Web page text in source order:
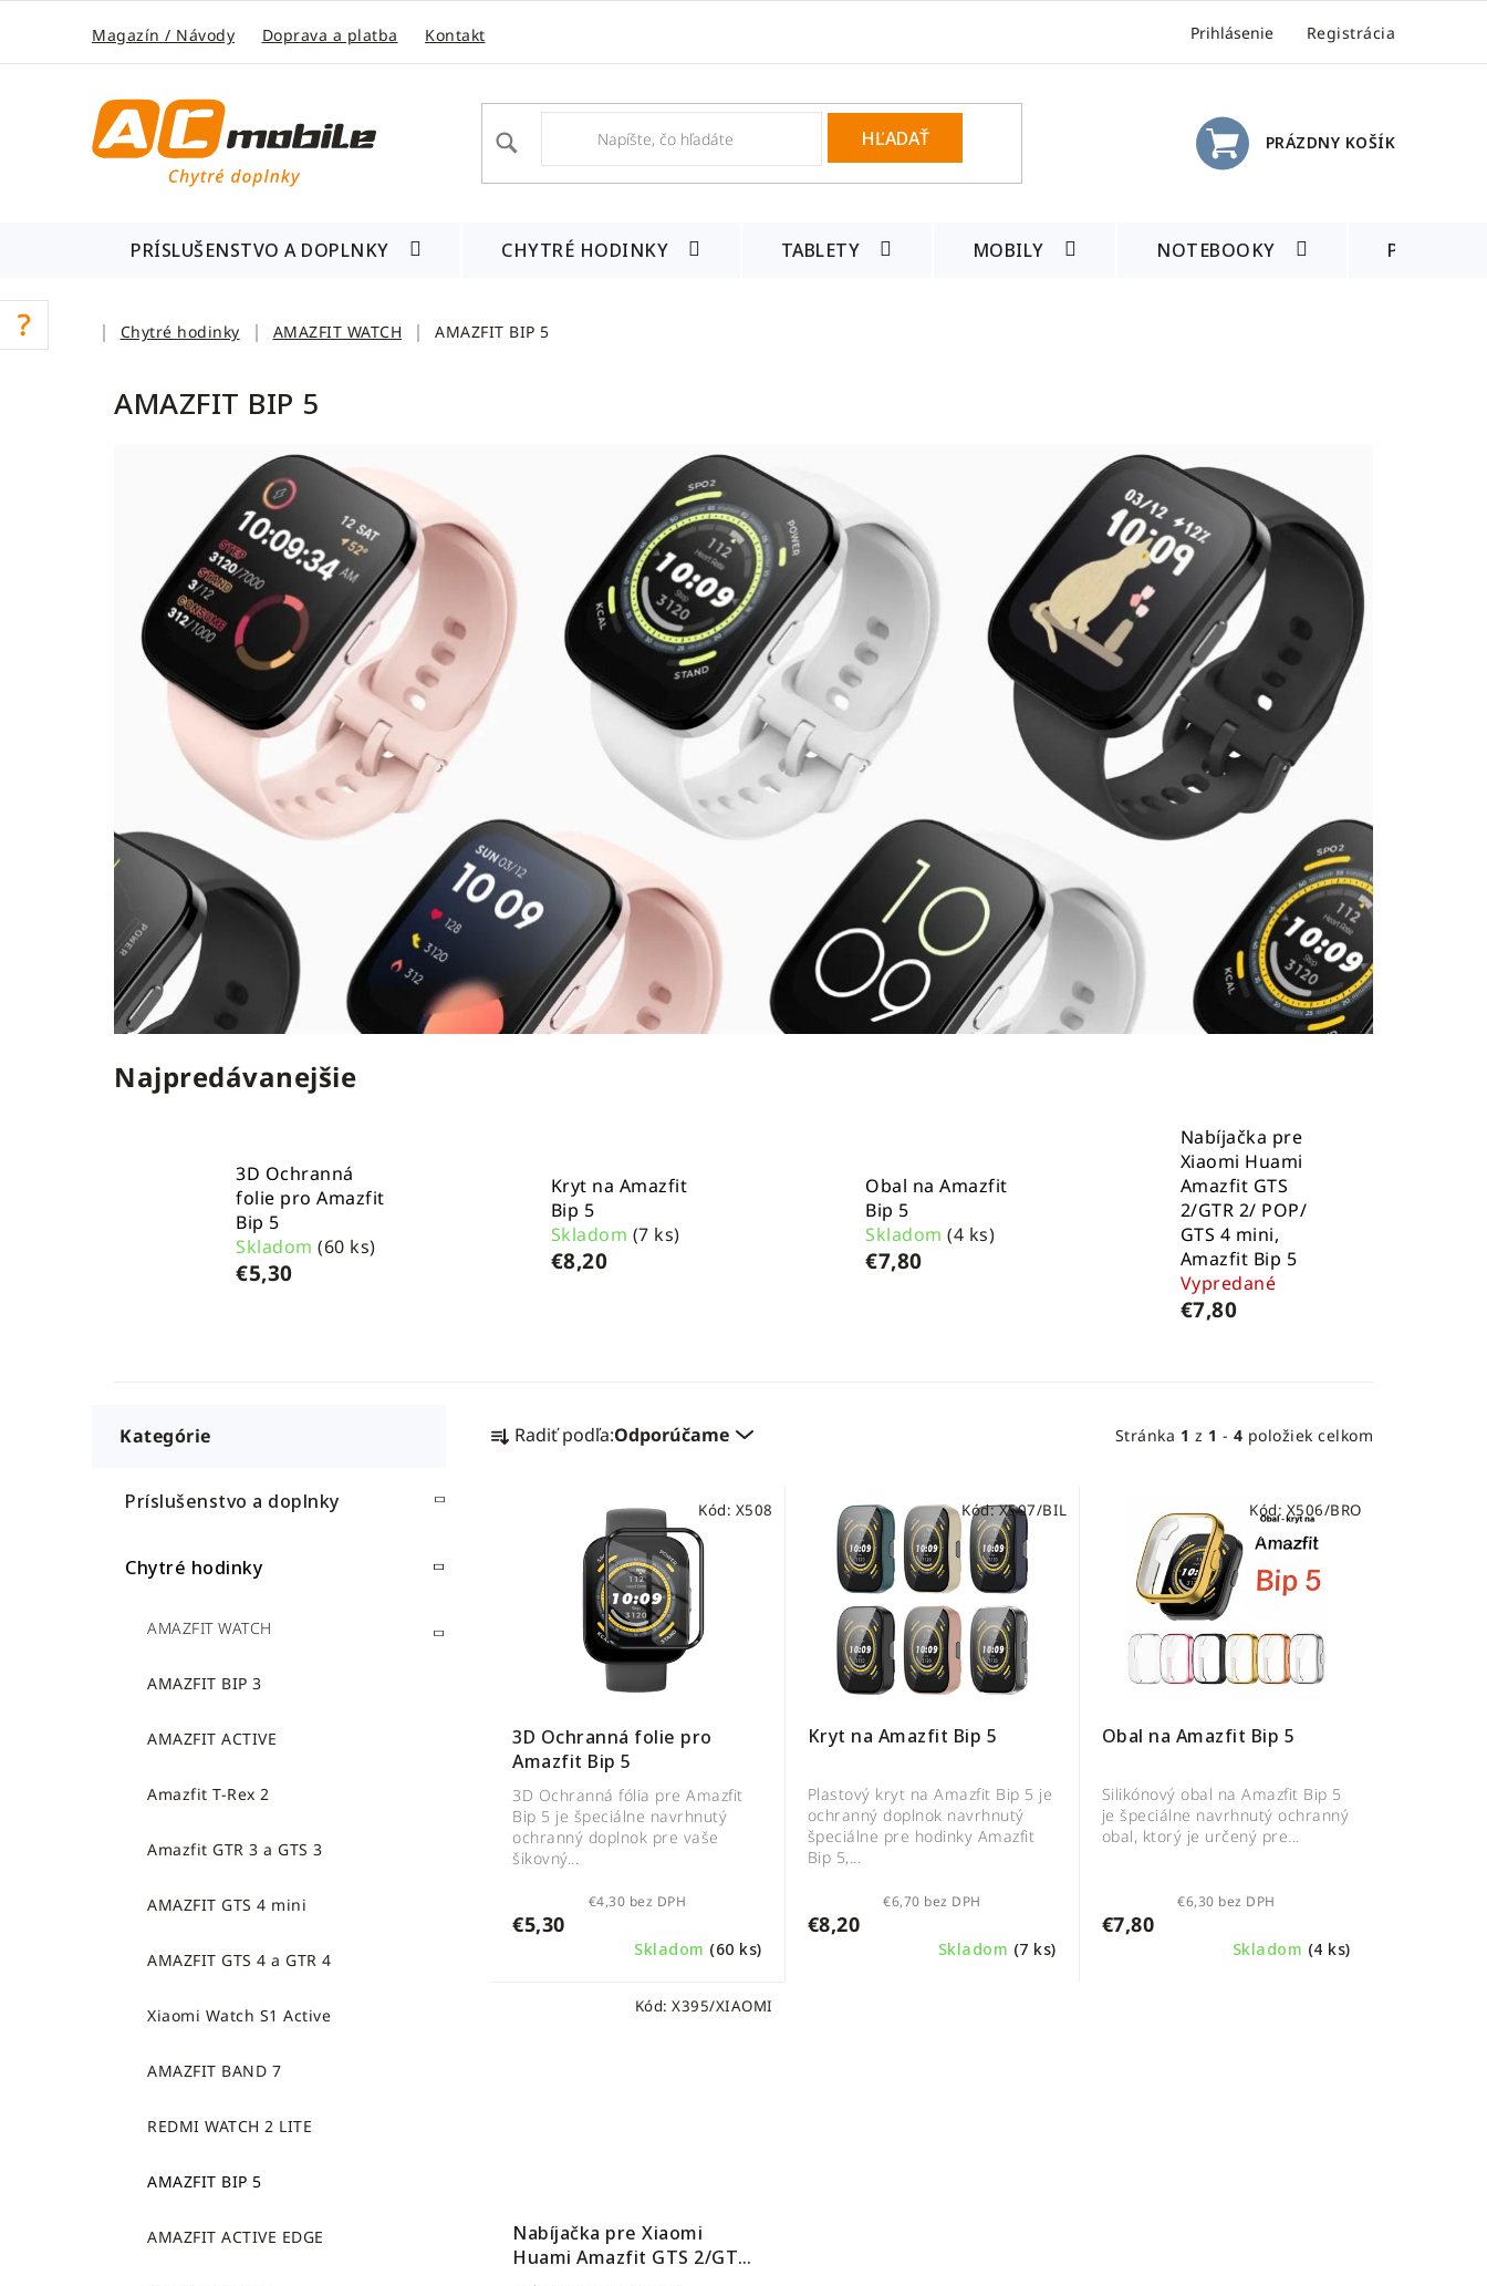
obsah
Magazín / Návody Doprava a platba Kontakt Prihlásenie Registrácia
HĽADAŤ
NÁKUPNÝ
PRÁZDNY KOŠÍK
PRÍSLUŠENSTVO A DOPLNKY CHYTRÉ HODINKY TABLETY MOBILY NOTEBOOKY
DomovChytré hodinky AMAZFIT WATCH AMAZFIT BIP 5
AMAZFIT BIP 5
Najpredávanejšie
3D Ochranná
folie pro Amazfit
Bip 5
Skladom (60 ks)
€5,30
Kryt na Amazfit
Bip 5
Skladom (7 ks)
€8,20
Obal na Amazfit
Bip 5
Skladom (4 ks)
€7,80
Nabíjačka pre
Xiaomi Huami
Amazfit GTS
2/GTR 2/ POP/
GTS 4 mini,
Amazfit Bip 5
Vypredané
€7,80
kategórie
Príslušenstvo a doplnky
Chytré hodinky
AMAZFIT WATCH
AMAZFIT BIP 3
AMAZFIT ACTIVE
Amazfit T-Rex 2
Amazfit GTR 3 a GTS 3
AMAZFIT GTS 4 mini
AMAZFIT GTS 4 a GTR 4
Xiaomi Watch S1 Active
AMAZFIT BAND 7
REDMI WATCH 2 LITE
AMAZFIT BIP 5
AMAZFIT ACTIVE EDGE
Stránka 1 z 1 - 4 položiek celkom
a Radiť podľa:Odporúčame
3D Ochranná folie pro
Amazfit Bip 5
Skladom (60 ks)
€4,30 bez DPH
€5,30
3D Ochranná fólia pre Amazfit
Bip 5 je špeciálne navrhnutý
ochranný doplnok pre vaše
šikovný...
Kód: X508
Kryt na Amazfit Bip 5
Skladom (7 ks)
€6,70 bez DPH
€8,20
Plastový kryt na Amazfit Bip 5 je
ochranný doplnok navrhnutý
špeciálne pre hodinky Amazfit
Bip 5,...
Kód:X507/BIL
Obal na Amazfit Bip 5
Skladom (4 ks)
€6,30 bez DPH
€7,80
Silikónový obal na Amazfit Bip 5
je špeciálne navrhnutý ochranný
obal, ktorý je určený pre...
Kód: X506/BRO
Nabíjačka pre Xiaomi
Huami Amazfit GTS 2/GTR
Kód:X395/XIAOMI